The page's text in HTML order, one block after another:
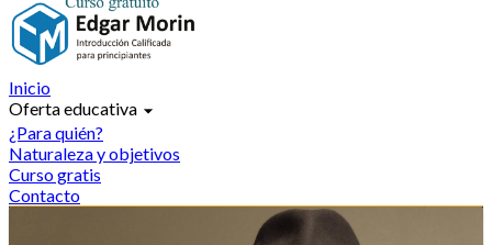
Inicio
Oferta educativa arrow_drop_down
¿Para quién?
Naturaleza y objetivos
Curso gratis
Contacto